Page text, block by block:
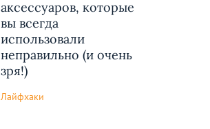
аксессуаров, которые
вы всегда
использовали
неправильно (и очень
зря!)
Лайфхаки